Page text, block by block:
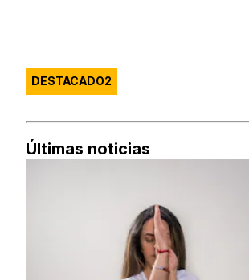
DESTACADO2
Últimas noticias